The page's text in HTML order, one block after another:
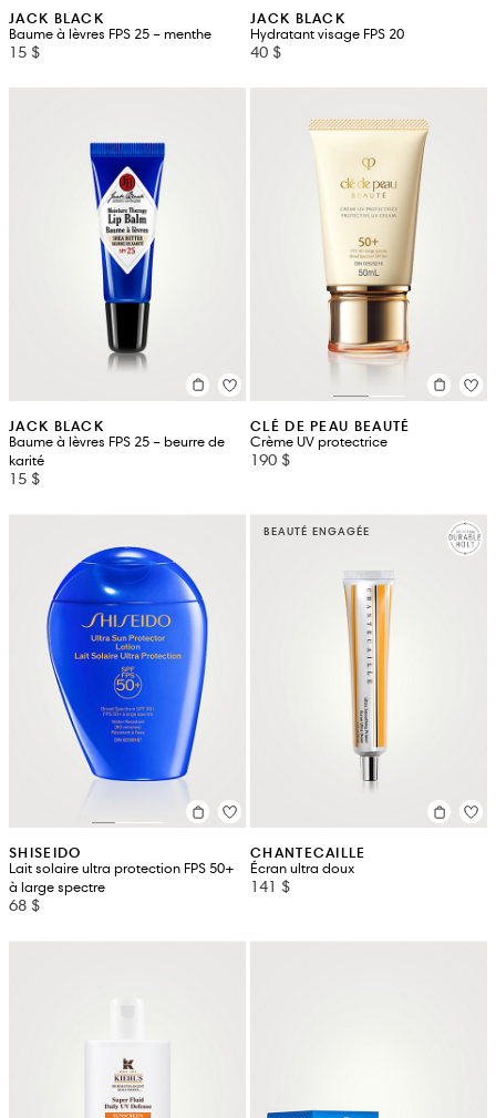
JACK BLACK
Baume à lèvres FPS 25 – menthe
15 $
JACK BLACK
Hydratant visage FPS 20
40 $
JACK BLACK
Baume à lèvres FPS 25 – beurre de
karité
15 $
CLÉ DE PEAU BEAUTÉ
Crème UV protectrice
190 $
SHISEIDO
Lait solaire ultra protection FPS 50+
à large spectre
68 $
BEAUTÉ ENGAGÉE
CHANTECAILLE
Écran ultra doux
141 $